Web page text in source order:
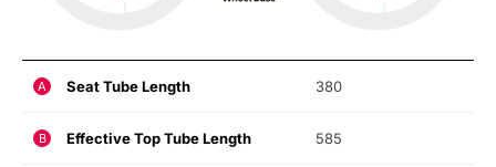
A Seat Tube Length 380
B Effective Top Tube Length 585